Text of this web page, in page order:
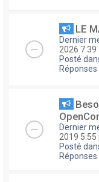
LE
Dernier
2026 7:39
Posté
Réponses
Dernier
2019 5:55
Posté
Réponses